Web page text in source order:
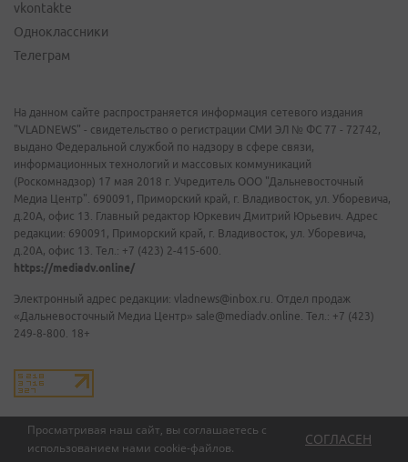
Просматривая наш сайт, вы соглашаетесь с
использованием нами cookie-файлов.
СОГЛАСЕН
vkontakte
Одноклассники
Телеграм
На данном сайте распространяется информация сетевого издания
"VLADNEWS" - свидетельство о регистрации СМИ ЭЛ № ФС 77 - 72742,
выдано Федеральной службой по надзору в сфере связи,
информационных технологий и массовых коммуникаций
(Роскомнадзор) 17 мая 2018 г. Учредитель ООО "Дальневосточный
Медиа Центр". 690091, Приморский край, г. Владивосток, ул. Уборевича,
д.20А, офис 13. Главный редактор Юркевич Дмитрий Юрьевич. Адрес
редакции: 690091, Приморский край, г. Владивосток, ул. Уборевича,
д.20А, офис 13. Тел.: +7 (423) 2-415-600.
https://mediadv.online/
Электронный адрес редакции: vladnews@inbox.ru. Отдел продаж
«Дальневосточный Медиа Центр» sale@mediadv.online. Тел.: +7 (423)
249-8-800. 18+